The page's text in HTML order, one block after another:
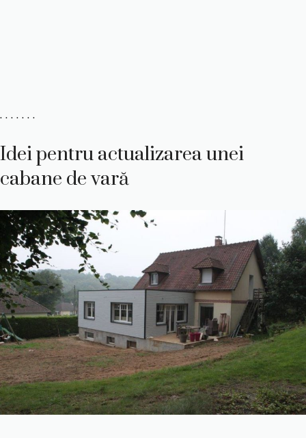
. . . . . . .
Idei pentru actualizarea unei
cabane de vară